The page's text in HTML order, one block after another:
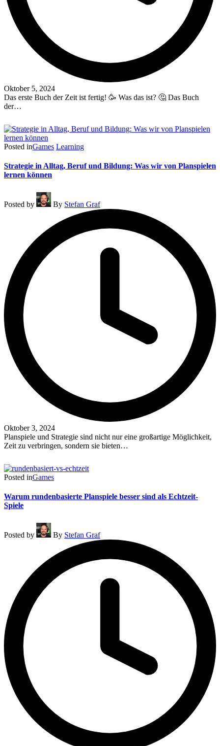
Oktober 5, 2024
Das erste Buch der Zeit ist fertig! 🥳 Was das ist? 🤔 Das Buch
der…
Posted inGames Learning
Strategie in Alltag, Beruf und Bildung: Was wir von Planspielen
lernen können
Posted by By Stefan Graf
Oktober 3, 2024
Planspiele und Strategie sind nicht nur eine großartige Möglichkeit,
Zeit zu verbringen, sondern sie bieten…
Posted inGames
Warum rundenbasierte Planspiele besser sind als Echtzeit-
Spiele
Posted by By Stefan Graf